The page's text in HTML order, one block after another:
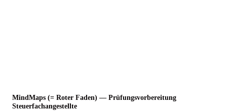
Mind­Maps (= Roter Faden) — Prü­fungs­vor­be­rei­tung
Steuerfachangestellte